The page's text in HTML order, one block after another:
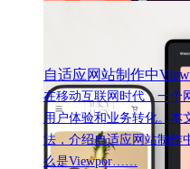
自适应网站制作中
在移动互联网时代，一个
用户体验和业务转化。本
法，介绍自适应网站制作
么是Viewpor……